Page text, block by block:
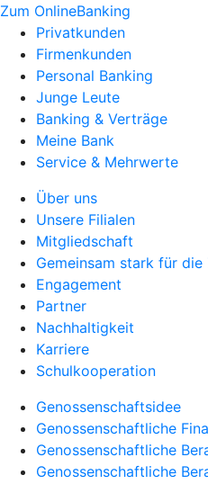
Zum OnlineBanking
Privatkunden
Firmenkunden
Personal Banking
Junge Leute
Banking & Verträge
Meine Bank
Service & Mehrwerte
Über uns
Unsere Filialen
Mitgliedschaft
Gemeinsam stark für die
Engagement
Partner
Nachhaltigkeit
Karriere
Schulkooperation
Genossenschaftsidee
Genossenschaftliche
Genossenschaftliche
Genossenschaftliche